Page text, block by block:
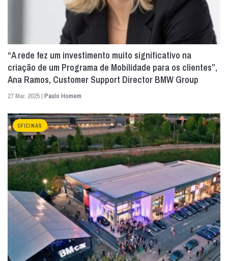
“A rede fez um investimento muito significativo na
criação de um Programa de Mobilidade para os clientes”,
Ana Ramos, Customer Support Director BMW Group
27 Mar. 2025 | Paulo Homem
OFICINAS